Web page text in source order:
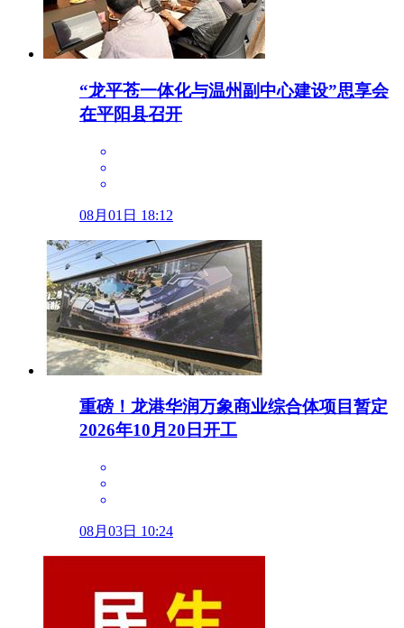
“龙平苍一体化与温州副中心建设”思享会
在平阳县召开
08月01日 18:12
重磅！龙港华润万象商业综合体项目暂定
2026年10月20日开工
08月03日 10:24